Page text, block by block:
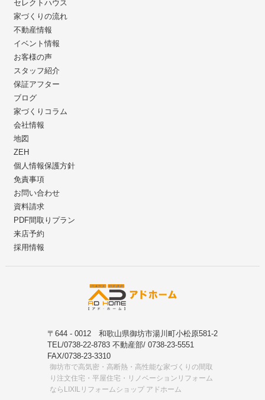
セレクトハウス
家づくりの流れ
不動産情報
イベント情報
お客様の声
スタッフ紹介
保証アフター
ブログ
家づくりコラム
会社情報
地図
ZEH
個人情報保護方針
免責事項
お問い合わせ
資料請求
PDF間取りプラン
来店予約
採用情報
〒644 - 0012 和歌山県御坊市湯川町小松原581-2
TEL/0738-22-8783 不動産部/ 0738-23-5551
FAX/0738-23-3310
御坊市で高気密・高断熱・高性能な家づくりの間取
り注文住宅・平屋住宅・リノベーションリフォーム
ならLIXILリフォームショップ アドホーム